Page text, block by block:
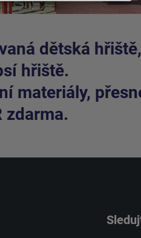
dětská
hřiště.
materiály,
zdarma.